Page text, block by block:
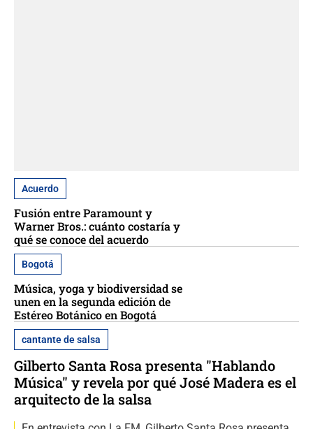
Acuerdo
Fusión entre Paramount y
Warner Bros.: cuánto costaría y
qué se conoce del acuerdo
Bogotá
Música, yoga y biodiversidad se
unen en la segunda edición de
Estéreo Botánico en Bogotá
cantante de salsa
Gilberto Santa Rosa presenta "Hablando
Música" y revela por qué José Madera es el
arquitecto de la salsa